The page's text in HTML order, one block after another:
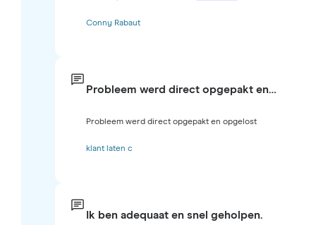
Conny Rabaut
Probleem werd direct opgepakt en…
Probleem werd direct opgepakt en opgelost
klant laten c
Ik ben adequaat en snel geholpen.